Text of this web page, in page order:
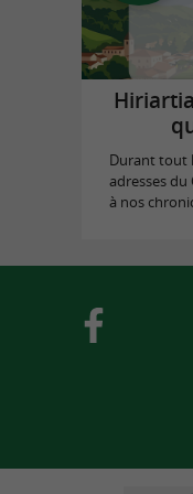
Durant tout
adresses du
à nos